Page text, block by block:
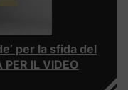
per la sfida del
IL VIDEO